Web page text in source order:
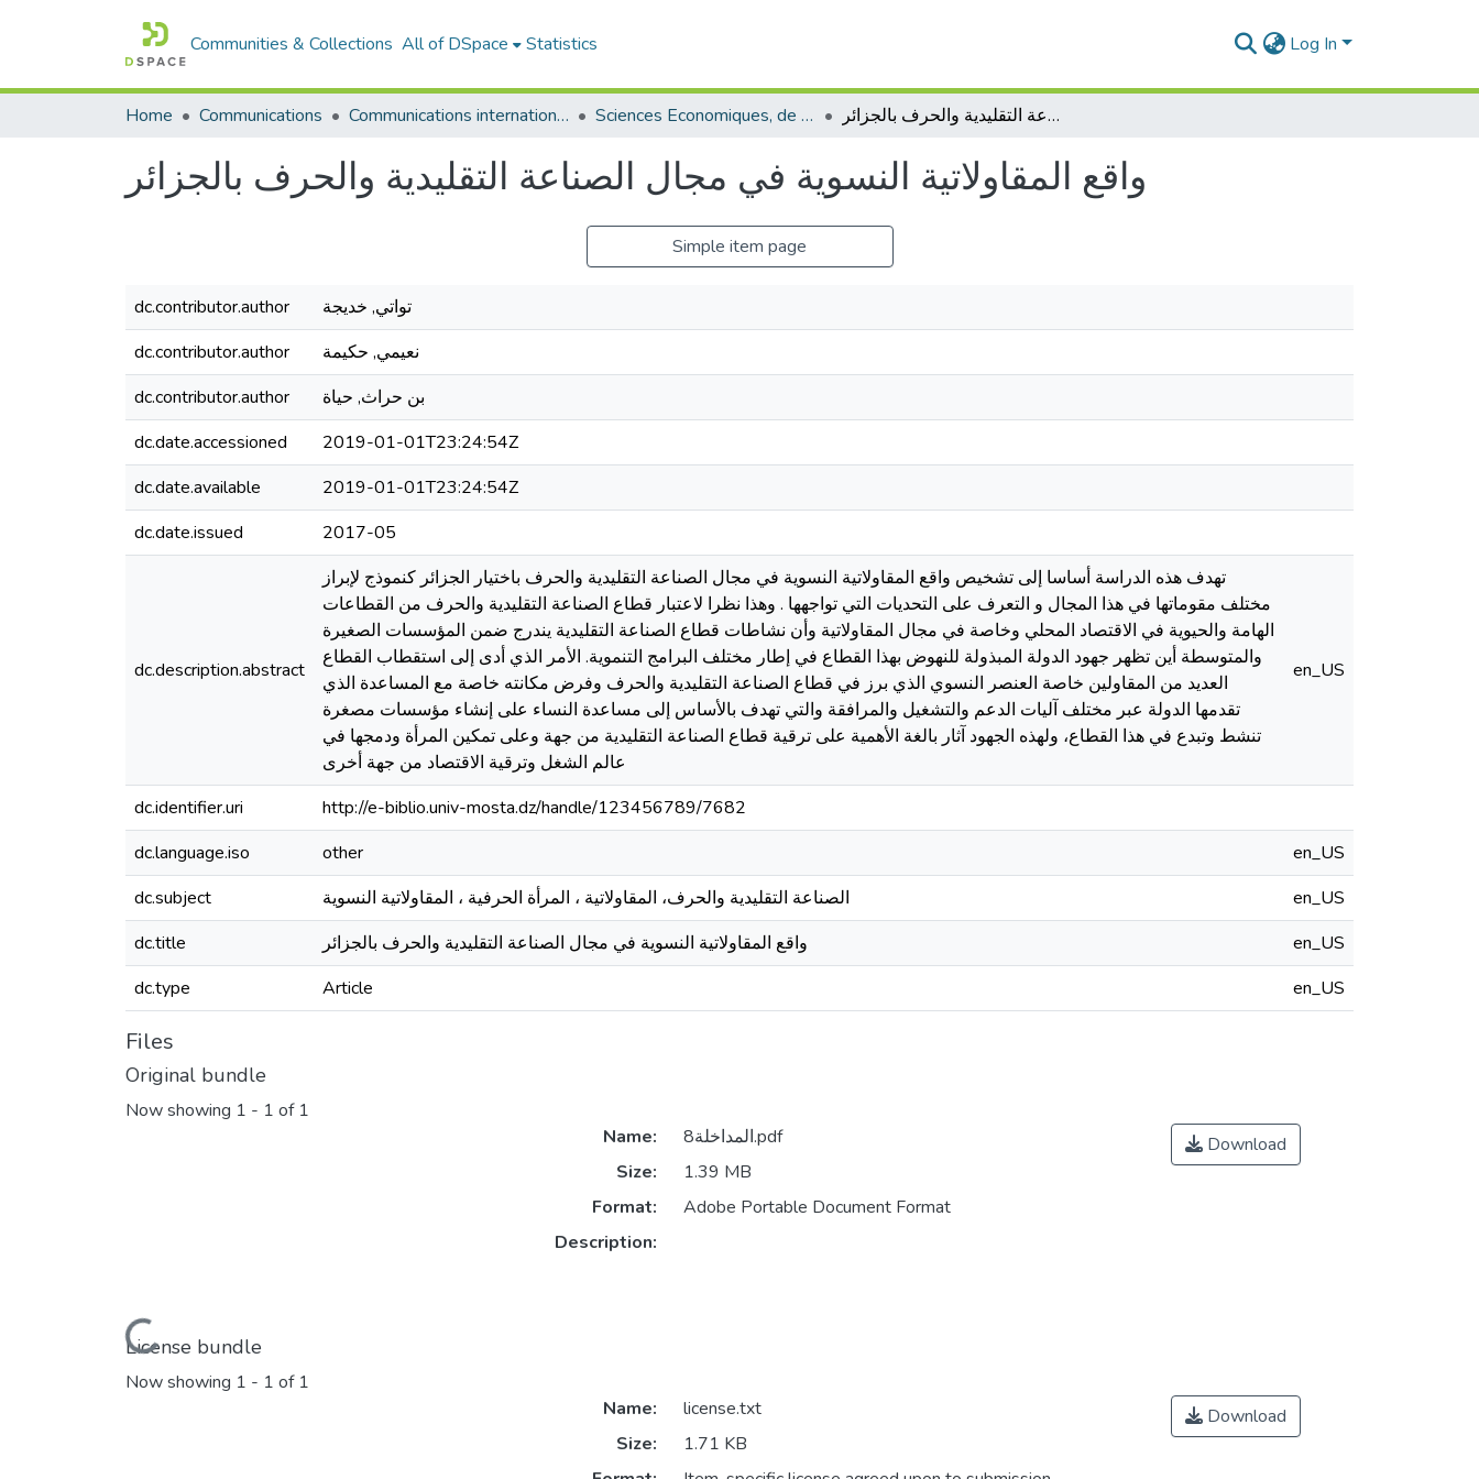
Communities & Collections All of DSpace Statistics Log In
Home Communications Communications internationales (مداخلات دولية) Sciences Economiques, de Gestion et Commerciales - العلوم الإقتصادية و التجارية و علوم التسيير واقع المقاولاتية النسوية في مجال الصناعة التقليدية والحرف بالجزائر
واقع المقاولاتية النسوية في مجال الصناعة التقليدية والحرف بالجزائر
Simple item page
dc.contributor.author
تواتي, خديجة
dc.contributor.author
نعيمي, حكيمة
dc.contributor.author
بن حراث, حياة
dc.date.accessioned
2019-01-01T23:24:54Z
dc.date.available
2019-01-01T23:24:54Z
dc.date.issued
2017-05
dc.description.abstract
تهدف هذه الدراسة أساسا إلى تشخيص واقع المقاولاتية النسوية في مجال الصناعة التقليدية والحرف باختيار الجزائر كنموذج لإبراز
مختلف مقوماتها في هذا المجال و التعرف على التحديات التي تواجهها . وهذا نظرا لاعتبار قطاع الصناعة التقليدية والحرف من القطاعات
الهامة والحيوية في الاقتصاد المحلي وخاصة في مجال المقاولاتية وأن نشاطات قطاع الصناعة التقليدية يندرج ضمن المؤسسات الصغيرة
والمتوسطة أين تظهر جهود الدولة المبذولة للنهوض بهذا القطاع في إطار مختلف البرامج التنموية. الأمر الذي أدى إلى استقطاب القطاع
العديد من المقاولين خاصة العنصر النسوي الذي برز في قطاع الصناعة التقليدية والحرف وفرض مكانته خاصة مع المساعدة الذي
تقدمها الدولة عبر مختلف آليات الدعم والتشغيل والمرافقة والتي تهدف بالأساس إلى مساعدة النساء على إنشاء مؤسسات مصغرة
تنشط وتبدع في هذا القطاع، ولهذه الجهود آثار بالغة الأهمية على ترقية قطاع الصناعة التقليدية من جهة وعلى تمكين المرأة ودمجها في
عالم الشغل وترقية الاقتصاد من جهة أخرى
en_US
dc.identifier.uri
http://e-biblio.univ-mosta.dz/handle/123456789/7682
dc.language.iso
other
en_US
dc.subject
الصناعة التقليدية والحرف، المقاولاتية ، المرأة الحرفية ، المقاولاتية النسوية
en_US
dc.title
واقع المقاولاتية النسوية في مجال الصناعة التقليدية والحرف بالجزائر
en_US
dc.type
Article en_US
Files
Original bundle
Now showing 1 - 1 of 1
Loading...
Name:
المداخلة8.pdf
Size:
1.39 MB
Format:
Adobe Portable Document Format
Description:
Download
License bundle
Now showing 1 - 1 of 1
Name:
license.txt
Size:
1.71 KB
Download